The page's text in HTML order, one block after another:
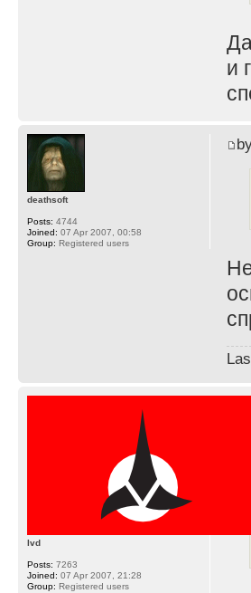
и
deathsoft
Posts: 4744
Joined: 07 Apr 2007, 00:58
Group: Registered users
lvd
Posts: 7263
Joined: 07 Apr 2007, 21:28
Group: Registered users